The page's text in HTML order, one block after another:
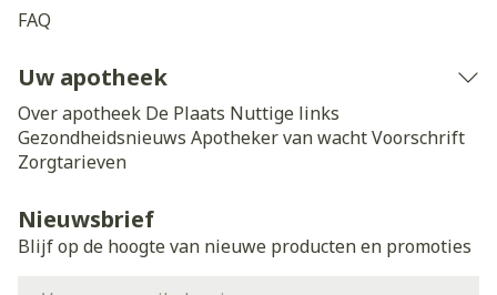
FAQ
Uw apotheek
Over apotheek De Plaats Nuttige links
Gezondheidsnieuws Apotheker van wachtVoorschrift
Zorgtarieven
Nieuwsbrief
Blijf op de hoogte van nieuwe producten en promoties